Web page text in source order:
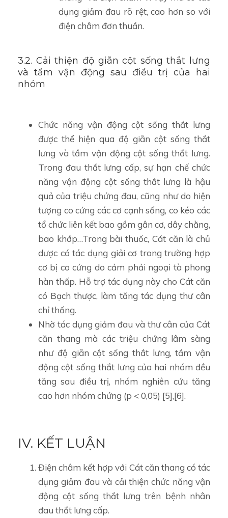
dụng giảm đau rõ rệt, cao hơn so với
điện châm đơn thuần.
3.2. Cải thiện độ giãn cột sống thắt lưng
và tầm vận động sau điều trị của hai
nhóm
Chức năng vận động cột sống thắt lưng
được thể hiện qua độ giãn cột sống thắt
lưng và tầm vận động cột sống thắt lưng.
Trong đau thắt lưng cấp, sự hạn chế chức
năng vận động cột sống thắt lưng là hậu
quả của triệu chứng đau, cũng như do hiện
tượng co cứng các cơ cạnh sống, co kéo các
tổ chức liên kết bao gồm gân cơ, dây chằng,
bao khớp…Trong bài thuốc, Cát căn là chủ
dược có tác dụng giải cơ trong trường hợp
cơ bị co cứng do cảm phải ngoại tà phong
hàn thấp. Hỗ trợ tác dụng này cho Cát căn
có Bạch thược, làm tăng tác dụng thư cân
chỉ thống.
Nhờ tác dụng giảm đau và thư cân của Cát
căn thang mà các triệu chứng lâm sàng
như độ giãn cột sống thắt lưng, tầm vận
động cột sống thắt lưng của hai nhóm đều
tăng sau điều trị, nhóm nghiên cứu tăng
cao hơn nhóm chứng (p < 0,05) [5],[6].
IV. KẾT LUẬN
Điện châm kết hợp với Cát căn thang có tác
dụng giảm đau và cải thiện chức năng vận
động cột sống thắt lưng trên bệnh nhân
đau thắt lưng cấp.